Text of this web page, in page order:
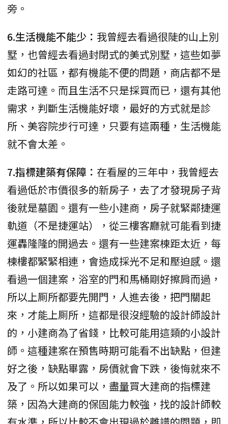
旁。
6.生活機能不能少： 我曾經去看過很陡的山上別
墅，也曾經去看過封閉式的美式別墅，這些如夢
如幻的社區，都有機能不便的問題，商店都不是
走路可達。而且生活不只是採買而已，還有其他
需求，判斷生活機能好壞，最好的方式就是診
所、美容院步行可達，只要有這兩種，生活機能
就不會太差。
7.指標建築有保障： 在看屋的三年中，我曾經去
看過低於市價很多的新房子，去了才發現房子背
後就是墓園。還有一些小建商，房子就緊鄰捷運
軌道（不是捷運站），從三樓客廳就可能看到捷
運轟隆隆的開過去。還有一些建案棟距太近，每
棟樓都緊緊相連，會造成採光不足和壓迫感。還
看過一個建案，浴室的門和馬桶剛好擦肩而過，
所以上厠所都要先開門，人進去後，把門關起
來，才能上厠所，這都是很沒經驗的設計師設計
的，小建商為了省錢，比較可能用這類的小設計
師。這種建案在預售時期可能看不出缺點，但建
好之後，缺點畢露，房價就會下跌，後悔就來不
及了。所以如果可以，盡量買大建商的指標建
築，因為大建商的保固能力較強，找的設計師較